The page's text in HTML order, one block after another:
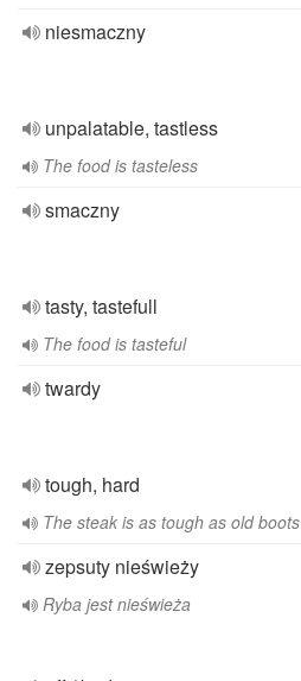
niesmaczny
unpalatable, tastless
The food is tasteless
smaczny
tasty, tastefull
The food is tasteful
twardy
tough, hard
The steak is as tough as old boots
zepsuty nieświeży
Ryba jest nieświeża